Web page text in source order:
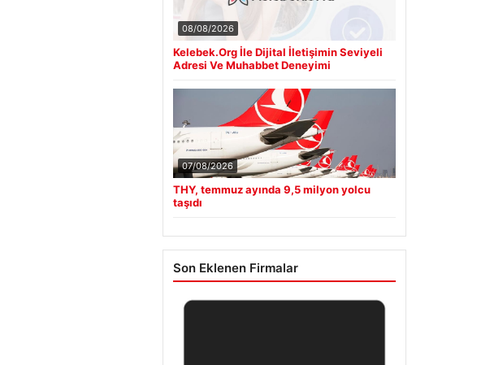
08/08/2026
Kelebek.Org İle Dijital İletişimin Seviyeli
Adresi Ve Muhabbet Deneyimi
07/08/2026
THY, temmuz ayında 9,5 milyon yolcu
taşıdı
Son Eklenen Firmalar